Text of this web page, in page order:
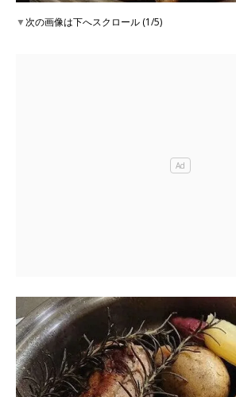
▼次の画像は下へスクロール (1/5)